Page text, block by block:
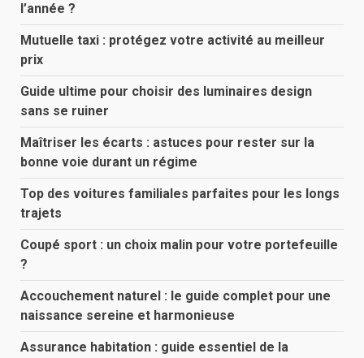
l’année ?
Mutuelle taxi : protégez votre activité au meilleur
prix
Guide ultime pour choisir des luminaires design
sans se ruiner
Maîtriser les écarts : astuces pour rester sur la
bonne voie durant un régime
Top des voitures familiales parfaites pour les longs
trajets
Coupé sport : un choix malin pour votre portefeuille
?
Accouchement naturel : le guide complet pour une
naissance sereine et harmonieuse
Assurance habitation : guide essentiel de la